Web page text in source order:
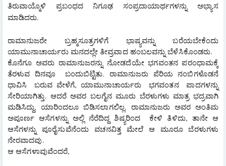
ತಿರುವಾಯ್ಮೊಳಿ ಪ್ರಬಂಧದ ನಿಗೂಢ ಸಂಪ್ರದಾಯಾರ್ಥಗಳನ್ನು ಅಭ್ಯಾಸ
ಮಾಡಿದರು.
ರಾಮಾನುಜರೇ ಬ್ರಹ್ಮಸೂತ್ರಗಳಿಗೆ ಭಾಷ್ಯವನ್ನು ಬರೆಯಬೇಕೆಂದು
ಯಾಮುನಾಚಾರ್ಯರು ಮನದಲ್ಲೇ ತೀವ್ರವಾದ ಹಂಬಲವನ್ನು ಬೆಳೆಸಿಕೊಂಡರು.
ಕೊನೆಗೂ ಅವರು ರಾಮಾನುಜರನ್ನು ನೋಡದೆಯೇ ಭಗವಂತನ ಪರಂಧಾಮಕ್ಕೆ
ತೆರಳುವ ದಿನವೂ  ಬಂದುಬಿಟ್ಟಿತು. ರಾಮಾನುಜರು ಪೆರಿಯ ನಂಬಿಗಳೊಡನೆ
ಧಾವಿಸಿ  ಬರುವ ವೇಳೆಗೆ, ಯಾಮುನಾಚಾರ್ಯರು  ಭಗವಂತನ  ಪಾದಗಳನ್ನು
ಸೇರಿಯಾಗಿತ್ತು. ಆದರೆ ಅವರ ಬಲಗೈನ ಮೂರು ಬೆರಳುಗಳು ಮಾತ್ರ ಭದ್ರವಾಗಿ
ಮಡಿಸಿದ್ದು, ಯಾರಿಂದಲೂ ಬಿಡಿಸಲಾಗಲಿಲ್ಲ. ರಾಮಾನುಜರು ಅವರ ಅಂತಿಮ
ಅಪೂರ್ಣ ಆಸೆಗಳನ್ನು ಅಲ್ಲಿ ನೆರೆದಿದ್ದ ಶಿಷ್ಯರಿಂದ  ಕೇಳಿ ತಿಳಿದು, ತಾನೇ ಆ
ಆಸೆಗಳನ್ನು ಪೂರೈಸುವೆನೆಂದು ವಚನವಿತ್ತ ಮೇಲೆ ಆ ಮೂರೂ ಬೆರಳುಗಳು
ನೇರವಾದವು.
ಆ ಆಸೆಗಳಾವುವೆಂದರೆ,